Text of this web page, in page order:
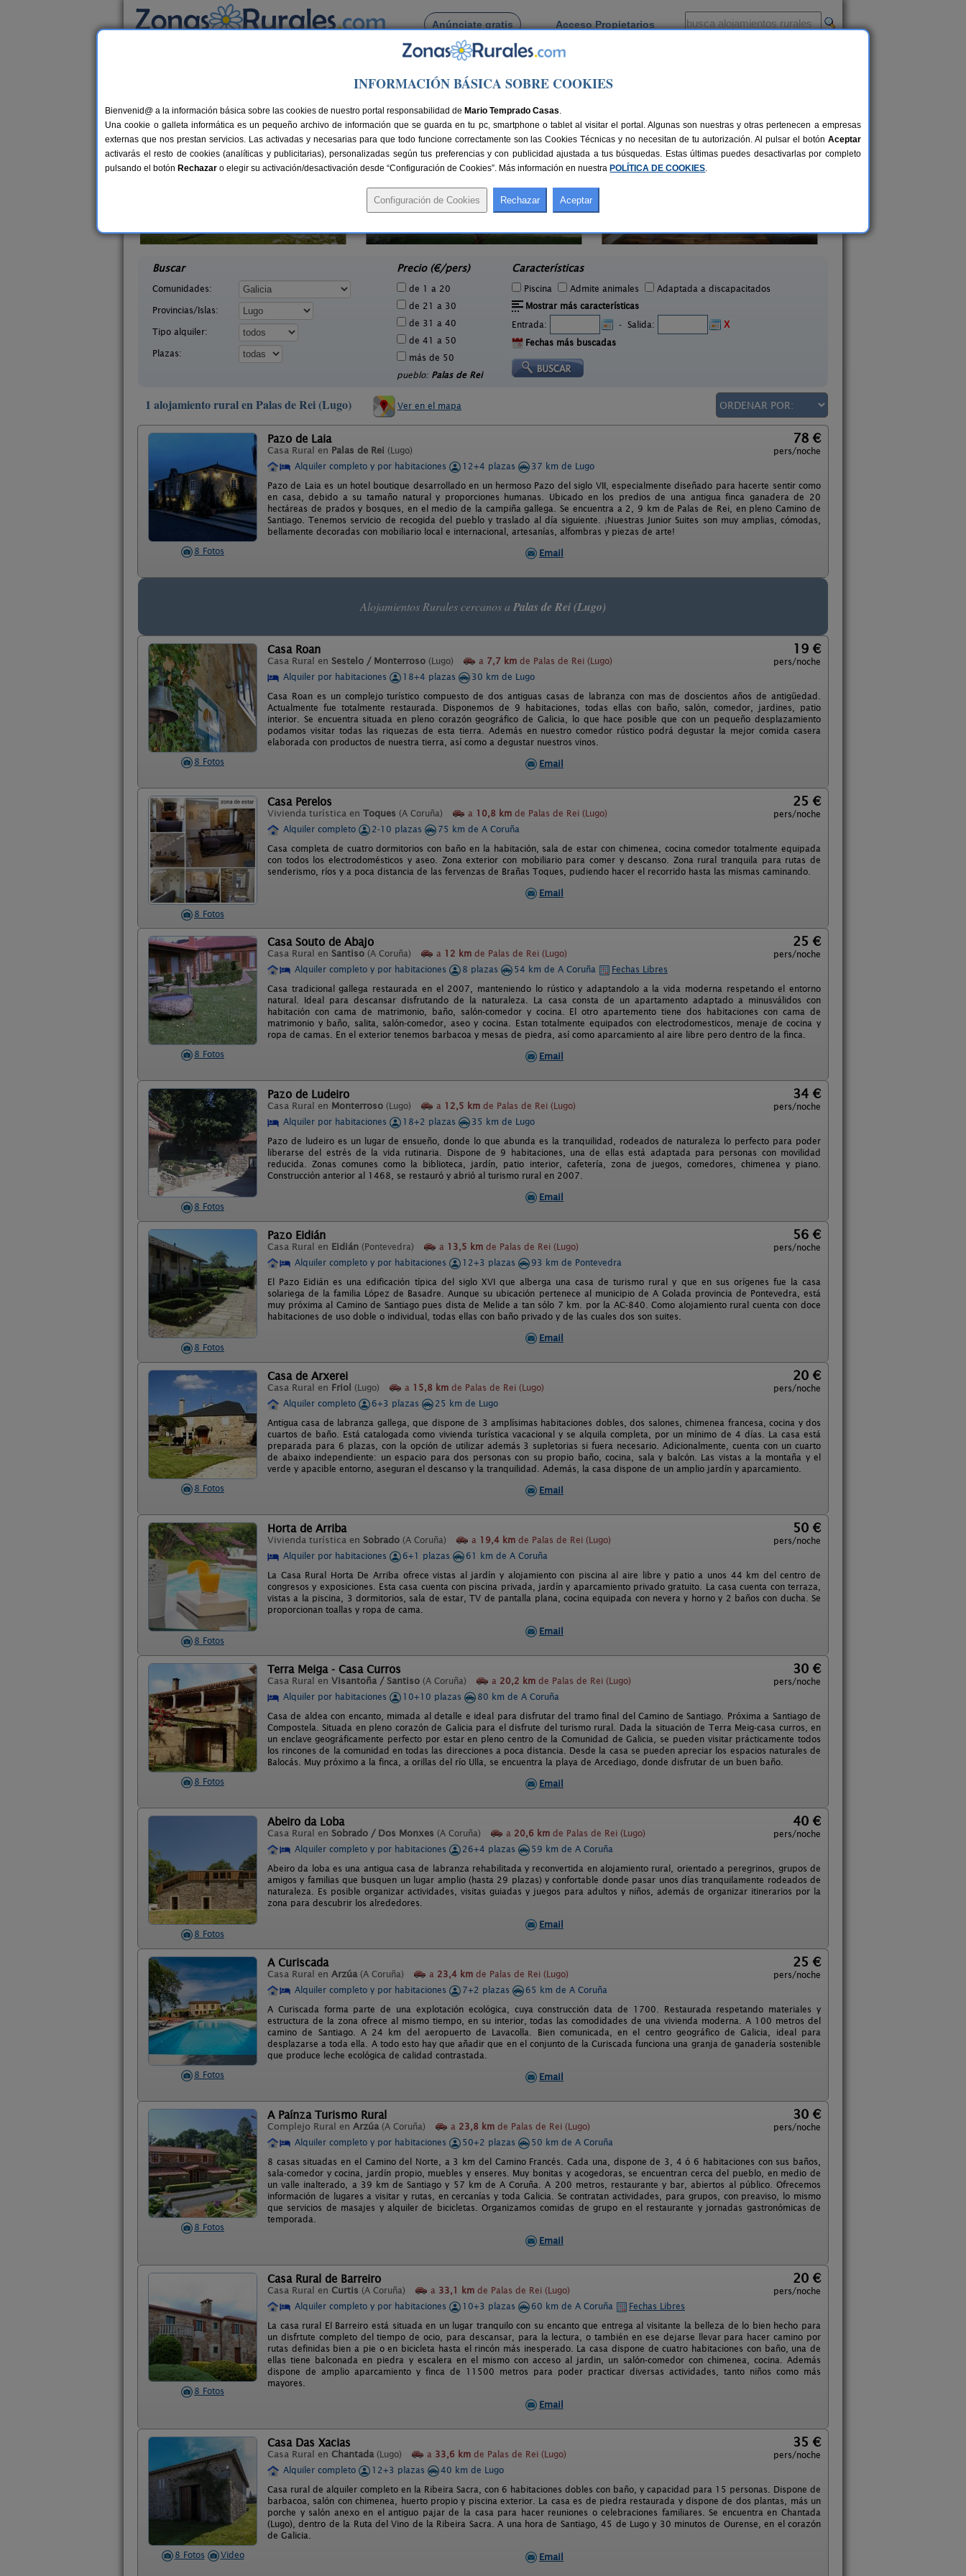
Anúnciate gratis Acceso Propietarios
Busca por pueblo
Casas Rurales en Palas de Rei
27 €
Albergue Casa Cuartel
Buscar
Comunidades:
Provincias/Islas:
Tipo alquiler:
Plazas:
Precio (€/pers)
de 1 a 20
de 21 a 30
de 31 a 40
de 41 a 50
más de 50
pueblo: Palas de Rei
Características
Piscina Admite animales
Adaptada a discapacitados
Mostrar más características
Entrada:
- Salida:
X
Fechas más buscadas
1 alojamiento rural en Palas de Rei (Lugo) Ver en el mapa
8 Fotos
Pazo de Laia
Casa Rural en Palas de Rei (Lugo)
78 €
pers/noche
Alquiler completo y por habitaciones
12+4 plazas
37 km de Lugo
Pazo de Laia es un hotel boutique desarrollado en un hermoso Pazo del siglo VII, especialmente diseñado para hacerte sentir como
en casa, debido a su tamaño natural y proporciones humanas. Ubicado en los predios de una antigua finca ganadera de 20
hectáreas de prados y bosques, en el medio de la campiña gallega. Se encuentra a 2, 9 km de Palas de Rei, en pleno Camino de
Santiago. Tenemos servicio de recogida del pueblo y traslado al día siguiente. ¡Nuestras Junior Suites son muy amplias, cómodas,
bellamente decoradas con mobiliario local e internacional, artesanías, alfombras y piezas de arte!
Email
Alojamientos Rurales cercanos a Palas de Rei (Lugo)
8 Fotos
Casa Roan
Casa Rural en Sestelo / Monterroso (Lugo) a 7,7 km de Palas de Rei (Lugo)
19 €
pers/noche
Alquiler por habitaciones
18+4 plazas
30 km de Lugo
Casa Roan es un complejo turístico compuesto de dos antiguas casas de labranza con mas de doscientos años de antigüedad.
Actualmente fue totalmente restaurada. Disponemos de 9 habitaciones, todas ellas con baño, salón, comedor, jardines, patio
interior. Se encuentra situada en pleno corazón geográfico de Galicia, lo que hace posible que con un pequeño desplazamiento
podamos visitar todas las riquezas de esta tierra. Además en nuestro comedor rústico podrá degustar la mejor comida casera
elaborada con productos de nuestra tierra, así como a degustar nuestros vinos.
Email
8 Fotos
Casa Perelos
Vivienda turística en Toques (A Coruña) a 10,8 km de Palas de Rei (Lugo)
25 €
pers/noche
Alquiler completo
2-10 plazas
75 km de A Coruña
Casa completa de cuatro dormitorios con baño en la habitación, sala de estar con chimenea, cocina comedor totalmente equipada
con todos los electrodomésticos y aseo. Zona exterior con mobiliario para comer y descanso. Zona rural tranquila para rutas de
senderismo, ríos y a poca distancia de las fervenzas de Brañas Toques, pudiendo hacer el recorrido hasta las mismas caminando.
Email
8 Fotos
Casa Souto de Abajo
Casa Rural en Santiso (A Coruña) a 12 km de Palas de Rei (Lugo)
25 €
pers/noche
Alquiler completo y por habitaciones
8 plazas 54 km de A Coruña
Fechas Libres
Casa tradicional gallega restaurada en el 2007, manteniendo lo rústico y adaptandolo a la vida moderna respetando el entorno
natural. Ideal para descansar disfrutando de la naturaleza. La casa consta de un apartamento adaptado a minusválidos con
habitación con cama de matrimonio, baño, salón-comedor y cocina. El otro apartemento tiene dos habitaciones con cama de
matrimonio y baño, salita, salón-comedor, aseo y cocina. Estan totalmente equipados con electrodomesticos, menaje de cocina y
ropa de camas. En el exterior tenemos barbacoa y mesas de piedra, así como aparcamiento al aire libre pero dentro de la finca.
Email
8 Fotos
Pazo de Ludeiro
Casa Rural en Monterroso (Lugo) a 12,5 km de Palas de Rei (Lugo)
34 €
pers/noche
Alquiler por habitaciones
18+2 plazas
35 km de Lugo
Pazo de ludeiro es un lugar de ensueño, donde lo que abunda es la tranquilidad, rodeados de naturaleza lo perfecto para poder
liberarse del estrés de la vida rutinaria. Dispone de 9 habitaciones, una de ellas está adaptada para personas con movilidad
reducida. Zonas comunes como la biblioteca, jardín, patio interior, cafetería, zona de juegos, comedores, chimenea y piano.
Construcción anterior al 1468, se restauró y abrió al turismo rural en 2007.
Email
8 Fotos
Pazo Eidián
Casa Rural en Eidián (Pontevedra) a 13,5 km de Palas de Rei (Lugo)
56 €
pers/noche
Alquiler completo y por habitaciones
12+3 plazas
93 km de Pontevedra
El Pazo Eidián es una edificación típica del siglo XVI que alberga una casa de turismo rural y que en sus orígenes fue la casa
solariega de la familia López de Basadre. Aunque su ubicación pertenece al municipio de A Golada provincia de Pontevedra, está
muy próxima al Camino de Santiago pues dista de Melide a tan sólo 7 km. por la AC-840. Como alojamiento rural cuenta con doce
habitaciones de uso doble o individual, todas ellas con baño privado y de las cuales dos son suites.
Email
8 Fotos
Casa de Arxerei
Casa Rural en Friol (Lugo) a 15,8 km de Palas de Rei (Lugo)
20 €
pers/noche
Alquiler completo
6+3 plazas
25 km de Lugo
Antigua casa de labranza gallega, que dispone de 3 amplísimas habitaciones dobles, dos salones, chimenea francesa, cocina y dos
cuartos de baño. Está catalogada como vivienda turística vacacional y se alquila completa, por un mínimo de 4 días. La casa está
preparada para 6 plazas, con la opción de utilizar además 3 supletorias si fuera necesario. Adicionalmente, cuenta con un cuarto
de abaixo independiente: un espacio para dos personas con su propio baño, cocina, sala y balcón. Las vistas a la montaña y el
verde y apacible entorno, aseguran el descanso y la tranquilidad. Además, la casa dispone de un amplio jardín y aparcamiento.
Email
8 Fotos
Horta de Arriba
Vivienda turística en Sobrado (A Coruña) a 19,4 km de Palas de Rei (Lugo)
50 €
pers/noche
Alquiler por habitaciones
6+1 plazas
61 km de A Coruña
La Casa Rural Horta De Arriba ofrece vistas al jardín y alojamiento con piscina al aire libre y patio a unos 44 km del centro de
congresos y exposiciones. Esta casa cuenta con piscina privada, jardín y aparcamiento privado gratuito. La casa cuenta con terraza,
vistas a la piscina, 3 dormitorios, sala de estar, TV de pantalla plana, cocina equipada con nevera y horno y 2 baños con ducha. Se
proporcionan toallas y ropa de cama.
Email
8 Fotos
Terra Meiga - Casa Curros
Casa Rural en Visantoña / Santiso (A Coruña) a 20,2 km de Palas de Rei (Lugo)
30 €
pers/noche
Alquiler por habitaciones
10+10 plazas
80 km de A Coruña
Casa de aldea con encanto, mimada al detalle e ideal para disfrutar del tramo final del Camino de Santiago. Próxima a Santiago de
Compostela. Situada en pleno corazón de Galicia para el disfrute del turismo rural. Dada la situación de Terra Meig-casa curros, en
un enclave geográficamente perfecto por estar en pleno centro de la Comunidad de Galicia, se pueden visitar prácticamente todos
los rincones de la comunidad en todas las direcciones a poca distancia. Desde la casa se pueden apreciar los espacios naturales de
Balocás. Muy próximo a la finca, a orillas del río Ulla, se encuentra la playa de Arcediago, donde disfrutar de un buen baño.
Email
8 Fotos
Abeiro da Loba
Casa Rural en Sobrado / Dos Monxes (A Coruña) a 20,6 km de Palas de Rei (Lugo)
40 €
pers/noche
Alquiler completo y por habitaciones
26+4 plazas
59 km de A Coruña
Abeiro da loba es una antigua casa de labranza rehabilitada y reconvertida en alojamiento rural, orientado a peregrinos, grupos de
amigos y familias que busquen un lugar amplio (hasta 29 plazas) y confortable donde pasar unos días tranquilamente rodeados de
naturaleza. Es posible organizar actividades, visitas guiadas y juegos para adultos y niños, además de organizar itinerarios por la
zona para descubrir los alrededores.
Email
8 Fotos
A Curiscada
Casa Rural en Arzúa (A Coruña) a 23,4 km de Palas de Rei (Lugo)
25 €
pers/noche
Alquiler completo y por habitaciones
7+2 plazas
65 km de A Coruña
A Curiscada forma parte de una explotación ecológica, cuya construcción data de 1700. Restaurada respetando materiales y
estructura de la zona ofrece al mismo tiempo, en su interior, todas las comodidades de una vivienda moderna. A 100 metros del
camino de Santiago. A 24 km del aeropuerto de Lavacolla. Bien comunicada, en el centro geográfico de Galicia, ideal para
desplazarse a toda ella. A todo esto hay que añadir que en el conjunto de la Curiscada funciona una granja de ganadería sostenible
que produce leche ecológica de calidad contrastada.
Email
8 Fotos
A Paínza Turismo Rural
Complejo Rural en Arzúa (A Coruña) a 23,8 km de Palas de Rei (Lugo)
30 €
pers/noche
Alquiler completo y por habitaciones
50+2 plazas
50 km de A Coruña
8 casas situadas en el Camino del Norte, a 3 km del Camino Francés. Cada una, dispone de 3, 4 ó 6 habitaciones con sus baños,
sala-comedor y cocina, jardín propio, muebles y enseres. Muy bonitas y acogedoras, se encuentran cerca del pueblo, en medio de
un valle inalterado, a 39 km de Santiago y 57 km de A Coruña. A 200 metros, restaurante y bar, abiertos al público. Ofrecemos
información de lugares a visitar y rutas, en cercanías y toda Galicia. Se contratan actividades, para grupos, con preaviso, lo mismo
que servicios de masajes y alquiler de bicicletas. Organizamos comidas de grupo en el restaurante y jornadas gastronómicas de
temporada.
Email
8 Fotos
Casa Rural de Barreiro
Casa Rural en Curtis (A Coruña) a 33,1 km de Palas de Rei (Lugo)
20 €
pers/noche
Alquiler completo y por habitaciones
10+3 plazas 60 km de A Coruña
Fechas Libres
La casa rural El Barreiro está situada en un lugar tranquilo con su encanto que entrega al visitante la belleza de lo bien hecho para
un disfrtute completo del tiempo de ocio, para descansar, para la lectura, o también en ese dejarse llevar para hacer camino por
rutas definidas bien a pie o en bicicleta hasta el rincón más inesperado. La casa dispone de cuatro habitaciones con baño, una de
ellas tiene balconada en piedra y escalera en el mismo con acceso al jardin, un salón-comedor con chimenea, cocina. Además
dispone de amplio aparcamiento y finca de 11500 metros para poder practicar diversas actividades, tanto niños como más
mayores.
Email
8 Fotos Video
Casa Das Xacias
Casa Rural en Chantada (Lugo) a 33,6 km de Palas de Rei (Lugo)
35 €
pers/noche
Alquiler completo
12+3 plazas
40 km de Lugo
Casa rural de alquiler completo en la Ribeira Sacra, con 6 habitaciones dobles con baño, y capacidad para 15 personas. Dispone de
barbacoa, salón con chimenea, huerto propio y piscina exterior. La casa es de piedra restaurada y dispone de dos plantas, más un
porche y salón anexo en el antiguo pajar de la casa para hacer reuniones o celebraciones familiares. Se encuentra en Chantada
(Lugo), dentro de la Ruta del Vino de la Ribeira Sacra. A una hora de Santiago, 45 de Lugo y 30 minutos de Ourense, en el corazón
de Galicia.
Email
INFORMACIÓN BÁSICA SOBRE COOKIES
Bienvenid@ a la información básica sobre las cookies de nuestro portal responsabilidad de Mario Temprado Casas.
Una cookie o galleta informática es un pequeño archivo de información que se guarda en tu pc, smartphone o tablet al visitar el portal. Algunas son nuestras y otras pertenecen a empresas
externas que nos prestan servicios. Las activadas y necesarias para que todo funcione correctamente son las Cookies Técnicas y no necesitan de tu autorización. Al pulsar el botón Aceptar
activarás el resto de cookies (analíticas y publicitarias), personalizadas según tus preferencias y con publicidad ajustada a tus búsquedas. Estas últimas puedes desactivarlas por completo
pulsando el botón Rechazar o elegir su activación/desactivación desde “Configuración de Cookies”. Más información en nuestra POLÍTICA DE COOKIES.